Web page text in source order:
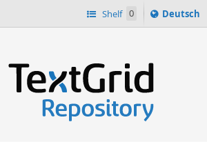
Shelf 0
Sprache
ï¿½ndern
Deutsch